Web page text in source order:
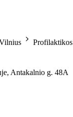
Profilaktikos
Antakalnio g. 48A